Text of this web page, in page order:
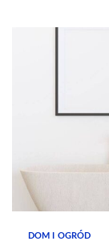
DOM I OGRÓD